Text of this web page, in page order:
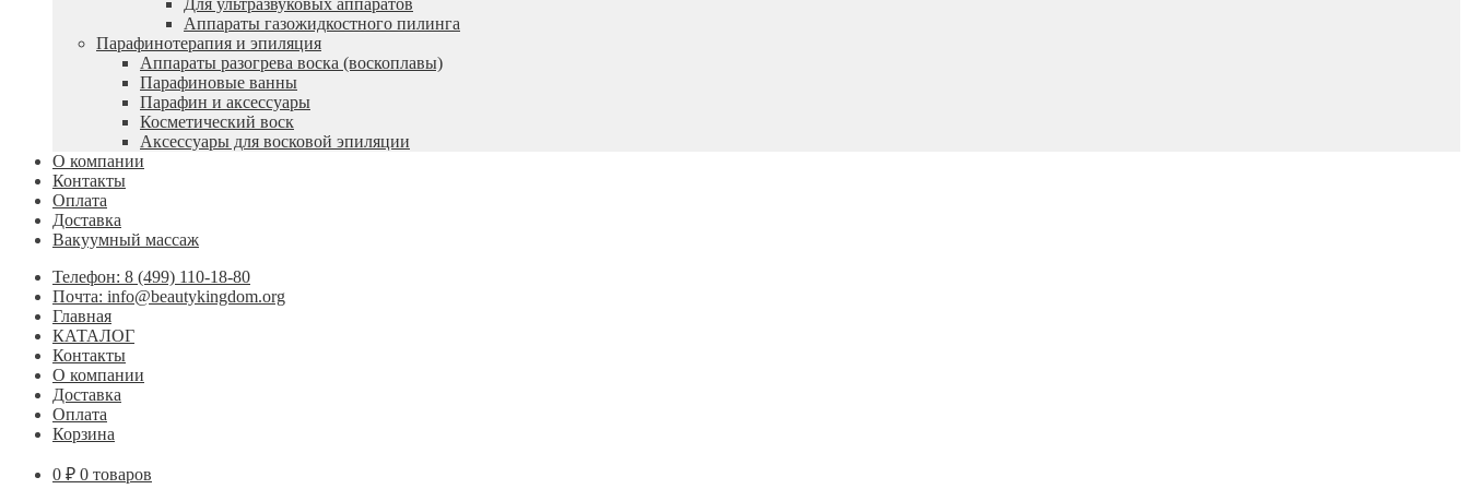
Для ультразвуковых аппаратов
Аппараты газожидкостного пилинга
Парафинотерапия и эпиляция
Аппараты разогрева воска (воскоплавы)
Парафиновые ванны
Парафин и аксессуары
Косметический воск
Аксессуары для восковой эпиляции
О компании
Контакты
Оплата
Доставка
Вакуумный массаж
Телефон: 8 (499) 110-18-80
Почта: info@beautykingdom.org
Главная
КАТАЛОГ
Контакты
О компании
Доставка
Оплата
Корзина
0 ₽ 0 товаров